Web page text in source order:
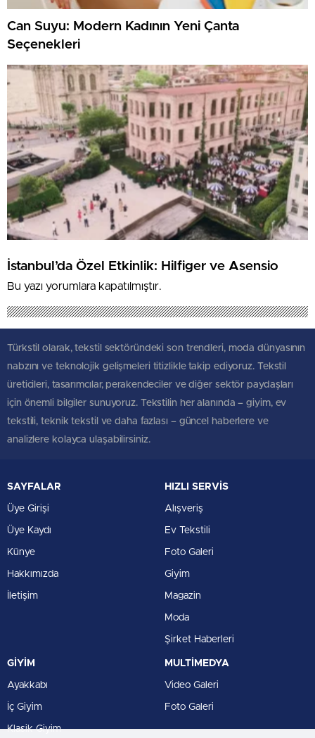
Can Suyu: Modern Kadının Yeni Çanta
Seçenekleri
İstanbul’da Özel Etkinlik: Hilfiger ve Asensio
Bu yazı yorumlara kapatılmıştır.
Türkstil olarak, tekstil sektöründeki son trendleri, moda dünyasının
nabzını ve teknolojik gelişmeleri titizlikle takip ediyoruz. Tekstil
üreticileri, tasarımcılar, perakendeciler ve diğer sektör paydaşları
için önemli bilgiler sunuyoruz. Tekstilin her alanında – giyim, ev
tekstili, teknik tekstil ve daha fazlası – güncel haberlere ve
analizlere kolayca ulaşabilirsiniz.
SAYFALAR
Üye Girişi
Üye Kaydı
Künye
Hakkımızda
İletişim
HIZLI SERVİS
Alışveriş
Ev Tekstili
Foto Galeri
Giyim
Magazin
Moda
Şirket Haberleri
GİYİM
Ayakkabı
İç Giyim
Klasik Giyim
MULTİMEDYA
Video Galeri
Foto Galeri